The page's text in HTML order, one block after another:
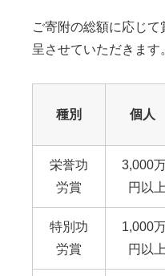
ご寄附の総額に応じ
呈させていただきます
種別 個人
栄誉功
労賞
3,000
円以上
特別功
労賞
1,000
円以上